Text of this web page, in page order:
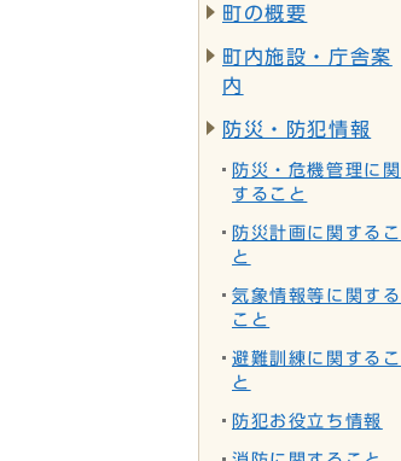
町の概要
町内施設・庁舎案
内
防災・防犯情報
防災・危機管理に関
すること
防災計画に関するこ
と
気象情報等に関する
こと
避難訓練に関するこ
と
防犯お役立ち情報